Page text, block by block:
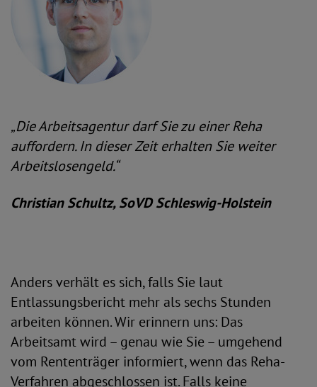
„Die Arbeitsagentur darf Sie zu einer Reha
auffordern. In dieser Zeit erhalten Sie weiter
Arbeitslosengeld.“
Christian Schultz, SoVD Schleswig-Holstein
Anders verhält es sich, falls Sie laut
Entlassungsbericht mehr als sechs Stunden
arbeiten können. Wir erinnern uns: Das
Arbeitsamt wird – genau wie Sie – umgehend
vom Rententräger informiert, wenn das Reha-
Verfahren abgeschlossen ist. Falls keine